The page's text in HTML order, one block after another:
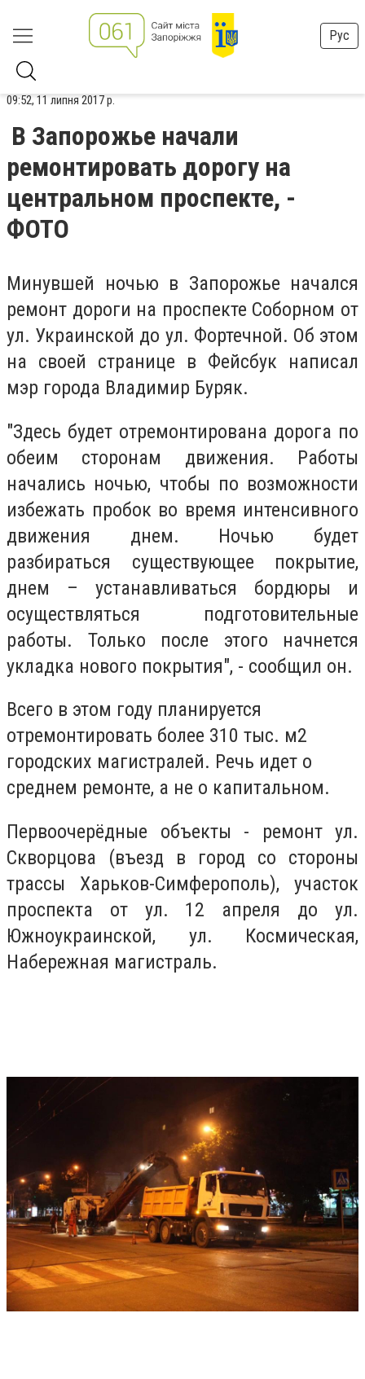
Рус
09:52, 11 липня 2017 р.
В Запорожье начали
ремонтировать дорогу на
центральном проспекте, -
ФОТО
Минувшей ночью в Запорожье начался
ремонт дороги на проспекте Соборном от
ул. Украинской до ул. Фортечной. Об этом
на своей странице в Фейсбук написал
мэр города Владимир Буряк.
"Здесь будет отремонтирована дорога по
обеим сторонам движения. Работы
начались ночью, чтобы по возможности
избежать пробок во время интенсивного
движения днем. Ночью будет
разбираться существующее покрытие,
днем – устанавливаться бордюры и
осуществляться подготовительные
работы. Только после этого начнется
укладка нового покрытия", - сообщил он.
Всего в этом году планируется
отремонтировать более 310 тыс. м2
городских магистралей. Речь идет о
среднем ремонте, а не о капитальном.
Первоочерёдные объекты - ремонт ул.
Скворцова (въезд в город со стороны
трассы Харьков-Симферополь), участок
проспекта от ул. 12 апреля до ул.
Южноукраинской, ул. Космическая,
Набережная магистраль.